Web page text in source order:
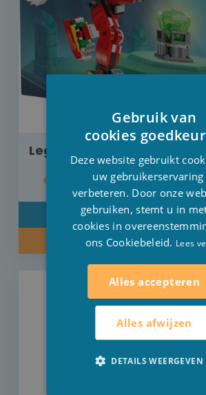
Lego Sonic Knuckles
€ 35,00
DETAIL
KOOP NU
Gebruik van
cookies
Deze website gebruikt
uw gebruikerservaring
verbeteren. Door onze
gebruiken, stemt u in
cookies in
ons Cookiebeleid. Lees
Alles accepteren
Alles afwijzen
DETAILS WEERGEVEN